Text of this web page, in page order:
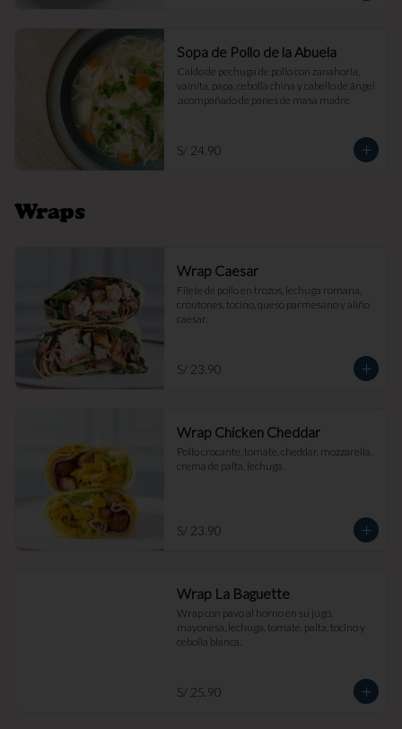
Sopa de Pollo de la Abuela
Caldo de pechuga de pollo con zanahoria,
vainita, papa, cebolla china y cabello de ángel
.acompañado de panes de masa madre
S/ 24.90
Wraps
Wrap Caesar
Filete de pollo en trozos, lechuga romana,
croutones, tocino, queso parmesano y aliño
caesar.
S/ 23.90
Wrap Chicken Cheddar
Pollo crocante, tomate, cheddar, mozzarella,
crema de palta, lechuga.
S/ 23.90
Wrap La Baguette
Wrap con pavo al horno en su jugo,
mayonesa, lechuga, tomate, palta, tocino y
cebolla blanca.
S/ 25.90